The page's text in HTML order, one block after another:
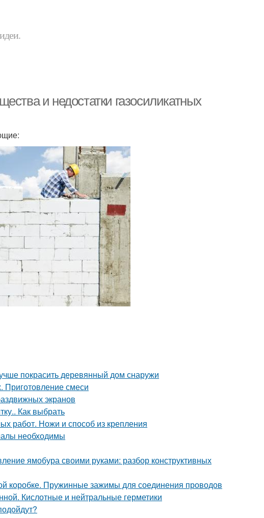
и недостатки газосиликатных
покрасить деревянный дом снаружи
Приготовление смеси
экранов
Как выбрать
работ. Ножи и способ из крепления
необходимы
ямобура своими руками: разбор конструктивных
коробке. Пружинные зажимы для соединения проводов
Кислотные и нейтральные герметики